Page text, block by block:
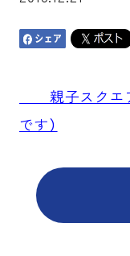
親子スクエア
です）